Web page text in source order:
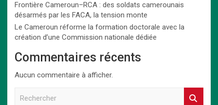
Frontière Cameroun–RCA : des soldats camerounais
désarmés par les FACA, la tension monte
Le Cameroun réforme la formation doctorale avec la
création d’une Commission nationale dédiée
Commentaires récents
Aucun commentaire à afficher.